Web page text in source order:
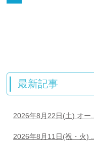
最新記事
2026年8月22日(土) オー...
2026年8月11日(祝・火) ...